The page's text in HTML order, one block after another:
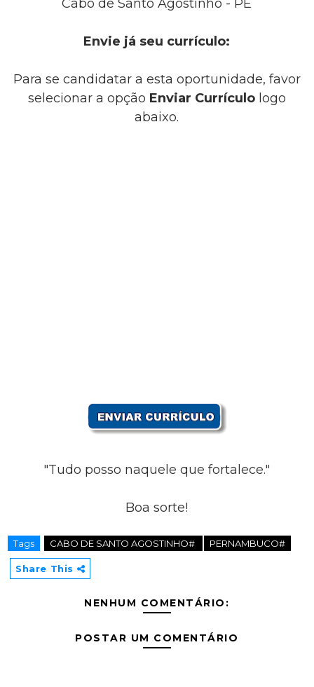
Cabo de Santo Agostinho - PE
Envie já seu currículo:
Para se candidatar a esta oportunidade, favor
selecionar a opção Enviar Currículologo
abaixo.
"Tudo posso naquele que fortalece."
Boa sorte!
Tags CABO DE SANTO AGOSTINHO# PERNAMBUCO#
Share This
NENHUM COMENTÁRIO:
POSTAR UM COMENTÁRIO